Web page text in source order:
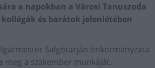
a napokban a Városi Tanuszoda
és barátok jelenlétében
Salgótarján önkormányzata
meg a szakember munkáját.